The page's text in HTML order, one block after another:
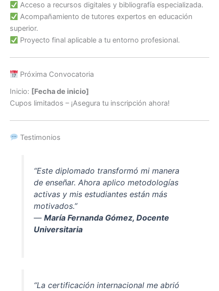
Acceso a recursos digitales y bibliografía especializada.
Acompañamiento de tutores expertos en educación
superior.
Proyecto final aplicable a tu entorno profesional.
Próxima Convocatoria
Inicio: [Fecha de inicio]
Cupos limitados – ¡Asegura tu inscripción ahora!
Testimonios
“Este diplomado transformó mi manera
de enseñar. Ahora aplico metodologías
activas y mis estudiantes están más
motivados.”
—María Fernanda Gómez, Docente
Universitaria
“La certificación internacional me abrió